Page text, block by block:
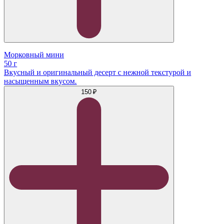
Морковный мини
50 г
Вкусный и оригинальный десерт с нежной текстурой и
насыщенным вкусом.
150 ₽